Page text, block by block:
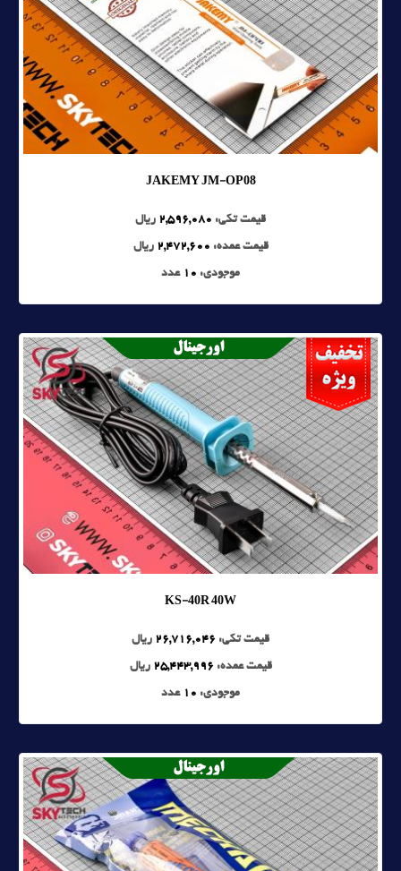
JAKEMY JM-OP08
قیمت تکی: 2,596,080 ریال
قیمت عمده: 2,472,600 ریال
موجودی: 10 عدد
KS-40R 40W
قیمت تکی: 26,716,046 ریال
قیمت عمده:25,443,996 ریال
موجودی: 10 عدد